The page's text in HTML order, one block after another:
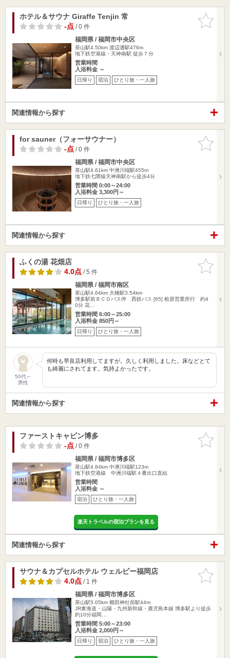
お気に入
りに追加
ホテル＆サウナ Giraffe Tenjin 常
-点/ 0 件
福岡県 / 福岡市中央区
茶山駅4.50km 渡辺通駅476m
地下鉄空港線・天神南駅 徒歩７分
営業時間
入浴料金 ～
日帰り 宿泊 ひとり旅・一人旅
関連情報から探す
お気に入
りに追加
for sauner（フォーサウナー）
-点/ 0 件
福岡県 / 福岡市中央区
茶山駅4.61km 中洲川端駅455m
地下鉄七隈線天神南駅から徒歩4分
営業時間 0:00～24:00
入浴料金 3,300円～
日帰り ひとり旅・一人旅
関連情報から探す
お気に入
りに追加
ふくの湯 花畑店
4.0点/ 5 件
福岡県 / 福岡市南区
茶山駅4.64km 大橋駅3.54km
博多駅前ＢＣＤバス停 西鉄バス [65] 桧原営業所行 約4
0分 花…
営業時間 6:00～25:00
入浴料金 850円～
日帰り ひとり旅・一人旅
50代～
男性
何時も早良店利用してますが。久しく利用しました。床などとて
も綺麗にされてます。気持よかったです。
関連情報から探す
お気に入
りに追加
ファーストキャビン博多
-点/ 0 件
福岡県 / 福岡市博多区
茶山駅4.84km 中洲川端駅123m
地下鉄空港線 中洲川端駅４番出口直結
営業時間
入浴料金 ～
宿泊 ひとり旅・一人旅
楽天トラベルの宿泊プランを見る
関連情報から探す
お気に入
りに追加
サウナ＆カプセルホテル ウェルビー福岡店
4.0点/ 1 件
福岡県 / 福岡市博多区
茶山駅5.05km 櫛田神社前駅44m
JR東海道・山陽・九州新幹線・鹿児島本線 博多駅より徒歩
約10分福岡…
営業時間 5:00～23:00
入浴料金 2,000円～
日帰り 宿泊 ひとり旅・一人旅